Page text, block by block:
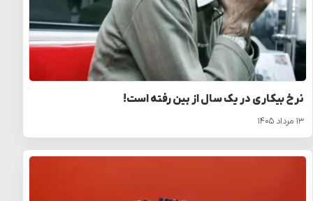
نرخ بیکاری در یک سال از بین رفته است!
۱۳ مرداد ۱۴۰۵